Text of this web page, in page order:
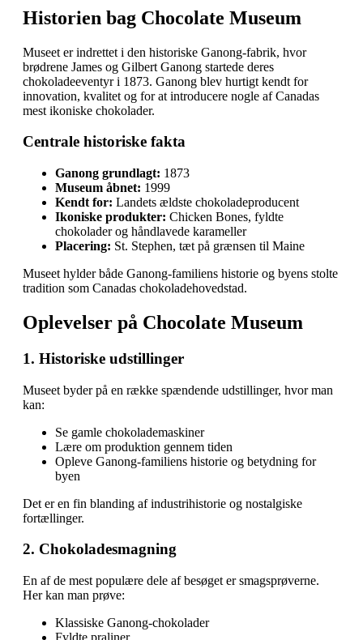
Historien bag Chocolate Museum
Museet er indrettet i den historiske Ganong-fabrik, hvor
brødrene James og Gilbert Ganong startede deres
chokoladeeventyr i 1873. Ganong blev hurtigt kendt for
innovation, kvalitet og for at introducere nogle af Canadas
mest ikoniske chokolader.
Centrale historiske fakta
Ganong grundlagt: 1873
Museum åbnet: 1999
Kendt for: Landets ældste chokoladeproducent
Ikoniske produkter: Chicken Bones, fyldte
chokolader og håndlavede karameller
Placering: St. Stephen, tæt på grænsen til Maine
Museet hylder både Ganong-familiens historie og byens stolte
tradition som Canadas chokoladehovedstad.
Oplevelser på Chocolate Museum
1. Historiske udstillinger
Museet byder på en række spændende udstillinger, hvor man
kan:
Se gamle chokolademaskiner
Lære om produktion gennem tiden
Opleve Ganong-familiens historie og betydning for
byen
Det er en fin blanding af industrihistorie og nostalgiske
fortællinger.
2. Chokoladesmagning
En af de mest populære dele af besøget er smagsprøverne.
Her kan man prøve:
Klassiske Ganong-chokolader
Fyldte praliner